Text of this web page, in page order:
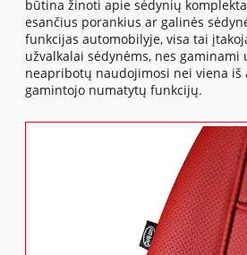
būtina žinoti apie sėdynių
esančius porankius ar galinės
funkcijas automobilyje, visa tai
užvalkalai sėdynėms, nes gaminami
neapribotų naudojimosi nei viena iš
gamintojo numatytų funkcijų.